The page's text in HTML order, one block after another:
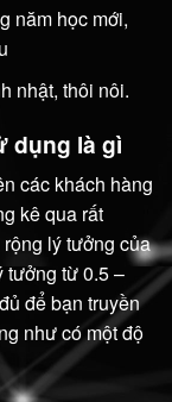
năm học mới,
nhật, thôi nôi.
dụng là gì
các khách hàng
kê qua rất
lý tưởng của
tưởng từ 0.5 –
để bạn truyền
như có một độ